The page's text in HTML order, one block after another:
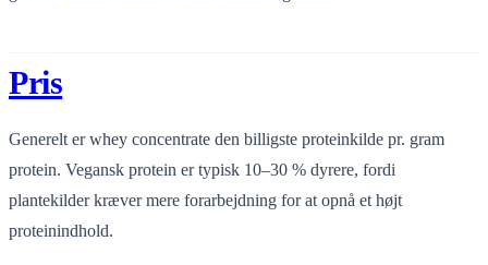
Pris
Generelt er whey concentrate den billigste proteinkilde pr. gram
protein. Vegansk protein er typisk 10–30 % dyrere, fordi
plantekilder kræver mere forarbejdning for at opnå et højt
proteinindhold.